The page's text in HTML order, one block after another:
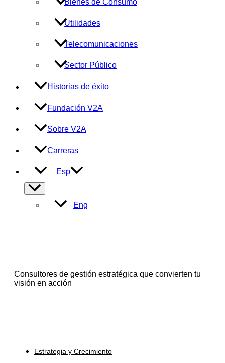
Bienes de Consumo
Utilidades
Telecomunicaciones
Sector Público
Historias de éxito
Fundación V2A
Sobre V2A
Carreras
Esp
Alternar
menú
Eng
Consultores de gestión estratégica que convierten tu
visión en acción
Estrategia y Crecimiento